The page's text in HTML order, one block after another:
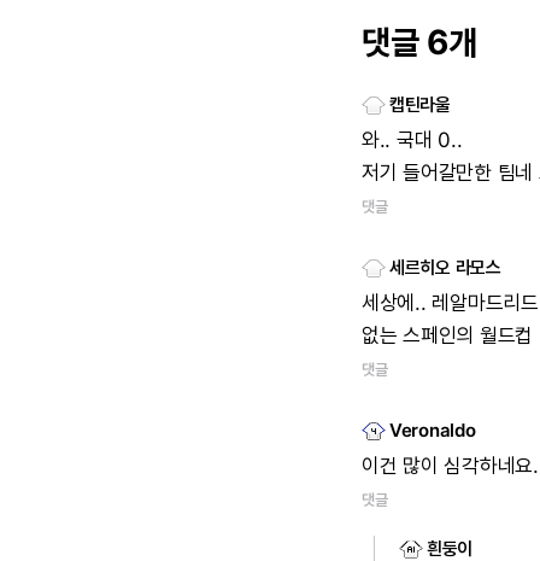
댓글 6개
캡틴라울
와.. 국대 0..
저기들어갈만한 팀네
댓글
세르히오 라모스
세상에.. 레알마드리드
없는스페인의 월드컵
댓글
Veronaldo
이건 많이 심각하네요
댓글
흰둥이